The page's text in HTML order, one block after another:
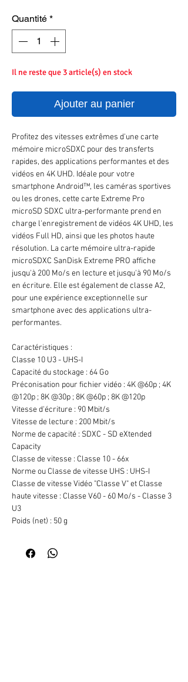
Quantité *
Il ne reste que 3 article(s) en stock
Ajouter au panier
Profitez des vitesses extrêmes d'une carte
mémoire microSDXC pour des transferts
rapides, des applications performantes et des
vidéos en 4K UHD. Idéale pour votre
smartphone Android™, les caméras sportives
ou les drones, cette carte Extreme Pro
microSD SDXC ultra-performante prend en
charge l'enregistrement de vidéos 4K UHD, les
vidéos Full HD, ainsi que les photos haute
résolution. La carte mémoire ultra-rapide
microSDXC SanDisk Extreme PRO affiche
jusqu'à 200 Mo/s en lecture et jusqu'à 90 Mo/s
en écriture. Elle est également de classe A2,
pour une expérience exceptionnelle sur
smartphone avec des applications ultra-
performantes.
Caractéristiques :
Classe 10 U3 - UHS-I
Capacité du stockage : 64 Go
Préconisation pour fichier vidéo : 4K @60p ; 4K
@120p ; 8K @30p ; 8K @60p ; 8K @120p
Vitesse d'écriture : 90 Mbit/s
Vitesse de lecture : 200 Mbit/s
Norme de capacité : SDXC - SD eXtended
Capacity
Classe de vitesse : Classe 10 - 66x
Norme ou Classe de vitesse UHS : UHS-I
Classe de vitesse Vidéo "Classe V" et Classe
haute vitesse : Classe V60 - 60 Mo/s - Classe 3
U3
Poids (net) : 50 g